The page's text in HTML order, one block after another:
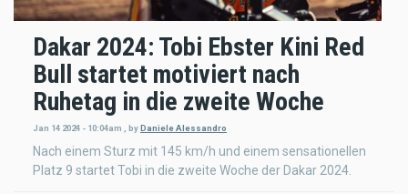
Dakar 2024: Tobi Ebster Kini Red
Bull startet motiviert nach
Ruhetag in die zweite Woche
Jan 14 2024 - 10:04am , by Daniele Alessandro
Nach einem Sturz mit 145 km/h und einem sensationellen
Platz 9 startet Tobi in die zweite Woche der Dakar 2024.